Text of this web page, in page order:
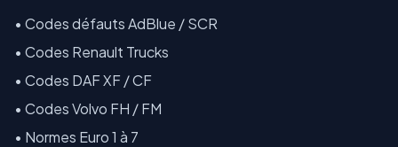
• Codes défauts AdBlue / SCR
• Codes Renault Trucks
• Codes DAF XF / CF
• Codes Volvo FH / FM
• Normes Euro 1 à 7